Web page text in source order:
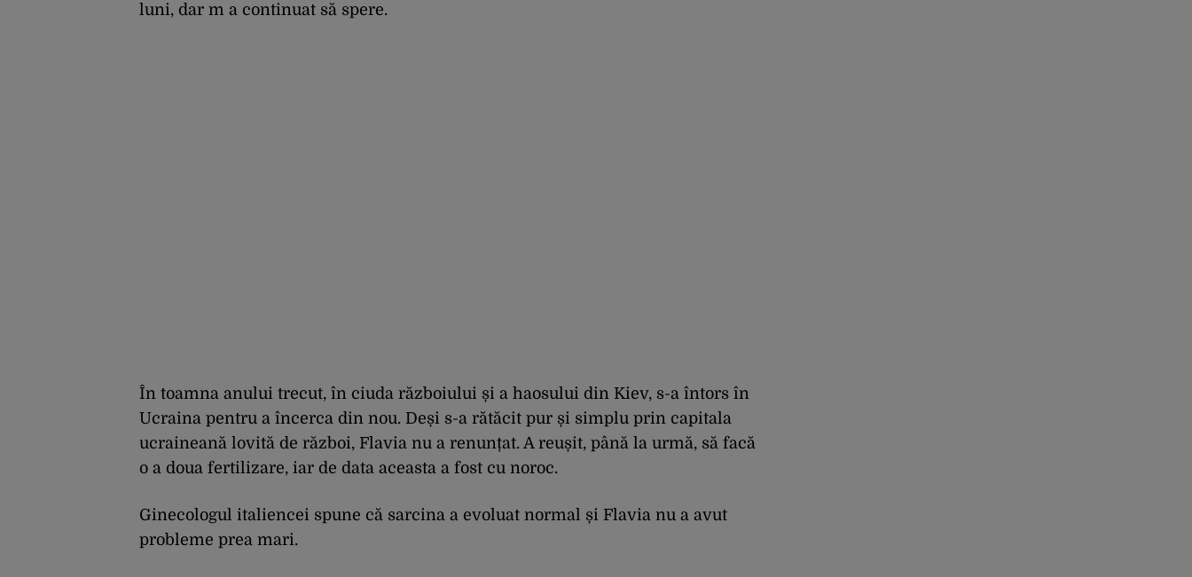
luni, dar m a continuat să spere.
În toamna anului trecut, în ciuda războiului și a haosului din Kiev, s-a întors în
Ucraina pentru a încerca din nou. Deși s-a rătăcit pur și simplu prin capitala
ucraineană lovită de război, Flavia nu a renunțat. A reușit, până la urmă, să facă
o a doua fertilizare, iar de data aceasta a fost cu noroc.
Ginecologul italiencei spune că sarcina a evoluat normal și Flavia nu a avut
probleme prea mari.